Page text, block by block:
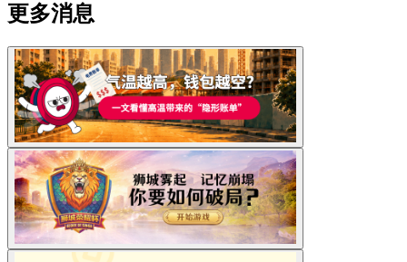
更多消息